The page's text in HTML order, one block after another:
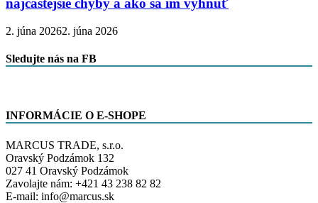
najčastejšie chyby a ako sa im vyhnúť
2. júna 20262. júna 2026
Sledujte nás na FB
INFORMÁCIE O E-SHOPE
MARCUS TRADE, s.r.o.
Oravský Podzámok 132
027 41 Oravský Podzámok
Zavolajte nám: +421 43 238 82 82
E-mail: info@marcus.sk